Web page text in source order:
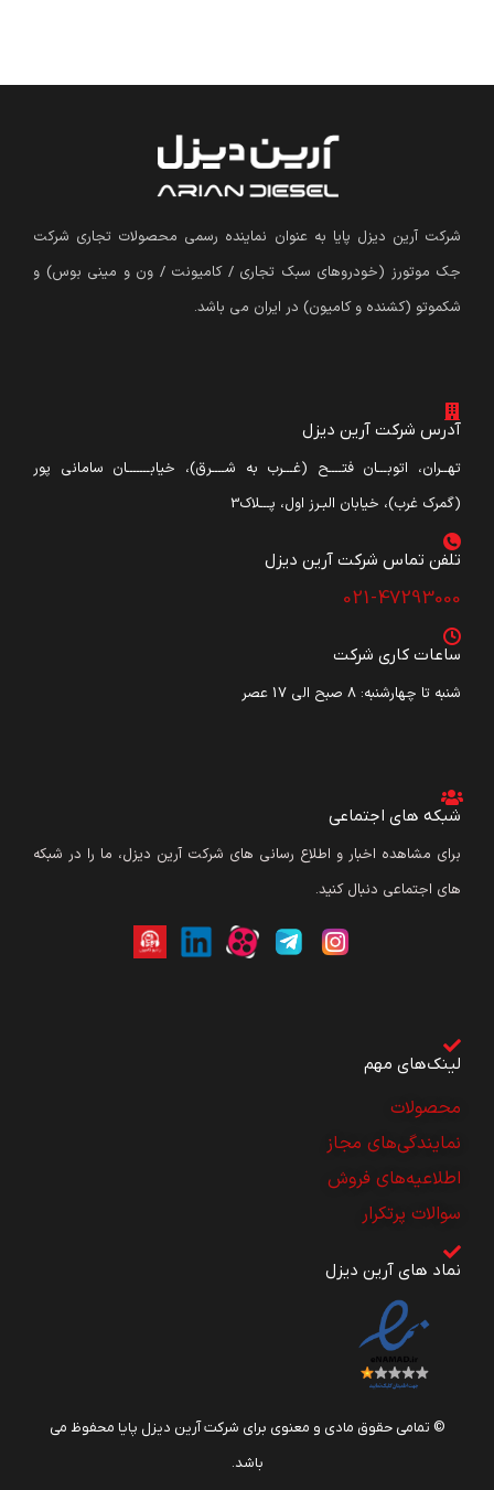
شرکت آرین دیزل پایا به عنوان نماینده رسمی محصولات تجاری شرکت
جک موتورز (خودروهای سبک تجاری / کامیونت / ون و مینی بوس) و
شکموتو (کشنده و کامیون) در ایران می باشد.
آدرس شرکت آرین دیزل
تهــران، اتوبـــان فتــــح (غـــرب به شــــرق)، خیابـــــــان سامانی پور
(گمرک غرب)، خیابان البـرز اول، پـــلاک3
تلفن تماس شرکت آرین دیزل​
021-47293000
ساعات کاری شرکت
شنبه تا چهارشنبه: ۸ صبح الی 17 عصر
شبکه های اجتماعی
برای مشاهده اخبار و اطلاع رسانی های شرکت آرین دیزل، ما را در شبکه
های اجتماعی دنبال کنید.
لینک‌های مهم
محصولات
نمایندگی‌های مجاز
اطلاعیه‌های فروش
سوالات پرتکرار
نماد های آرین دیزل
© تمامی حقوق مادی و معنوی برای شرکت آرین دیزل پایا محفوظ می
باشد.